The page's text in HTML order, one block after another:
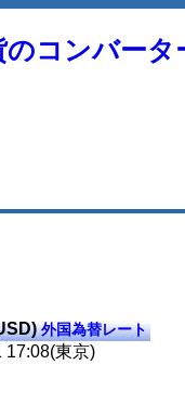
コンバータ
外国為替レート
17:08(東京)